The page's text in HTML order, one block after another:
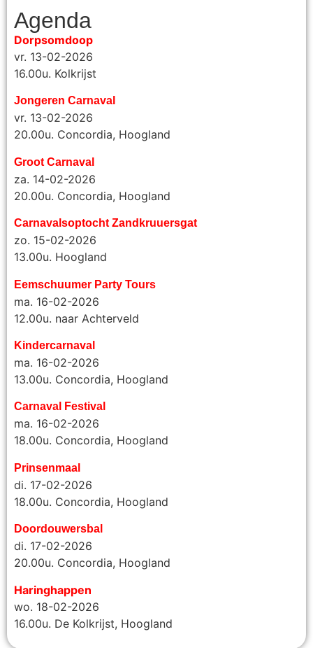
Agenda
Dorpsomdoop
vr. 13-02-2026
16.00u. Kolkrijst
Jongeren Carnaval
vr. 13-02-2026
20.00u. Concordia, Hoogland
Groot Carnaval
za. 14-02-2026
20.00u. Concordia, Hoogland
Carnavalsoptocht Zandkruuersgat
zo. 15-02-2026
13.00u. Hoogland
Eemschuumer Party Tours
ma. 16-02-2026
12.00u. naar Achterveld
Kindercarnaval
ma. 16-02-2026
13.00u. Concordia, Hoogland
Carnaval Festival
ma. 16-02-2026
18.00u. Concordia, Hoogland
Prinsenmaal
di. 17-02-2026
18.00u. Concordia, Hoogland
Doordouwersbal
di. 17-02-2026
20.00u. Concordia, Hoogland
Haringhappen
wo. 18-02-2026
16.00u. De Kolkrijst, Hoogland